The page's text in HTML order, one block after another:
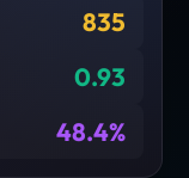
835
0.93
48.4%